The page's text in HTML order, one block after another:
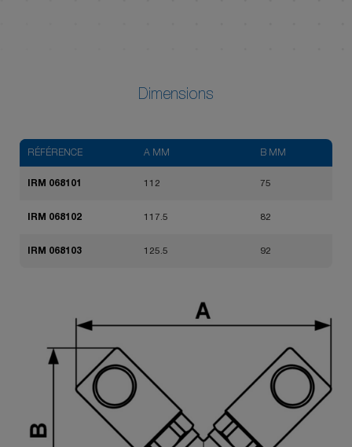
Dimensions
RÉFÉRENCE A MM B MM
IRM 068101 112 75
IRM 068102 117.5 82
IRM 068103 125.5 92